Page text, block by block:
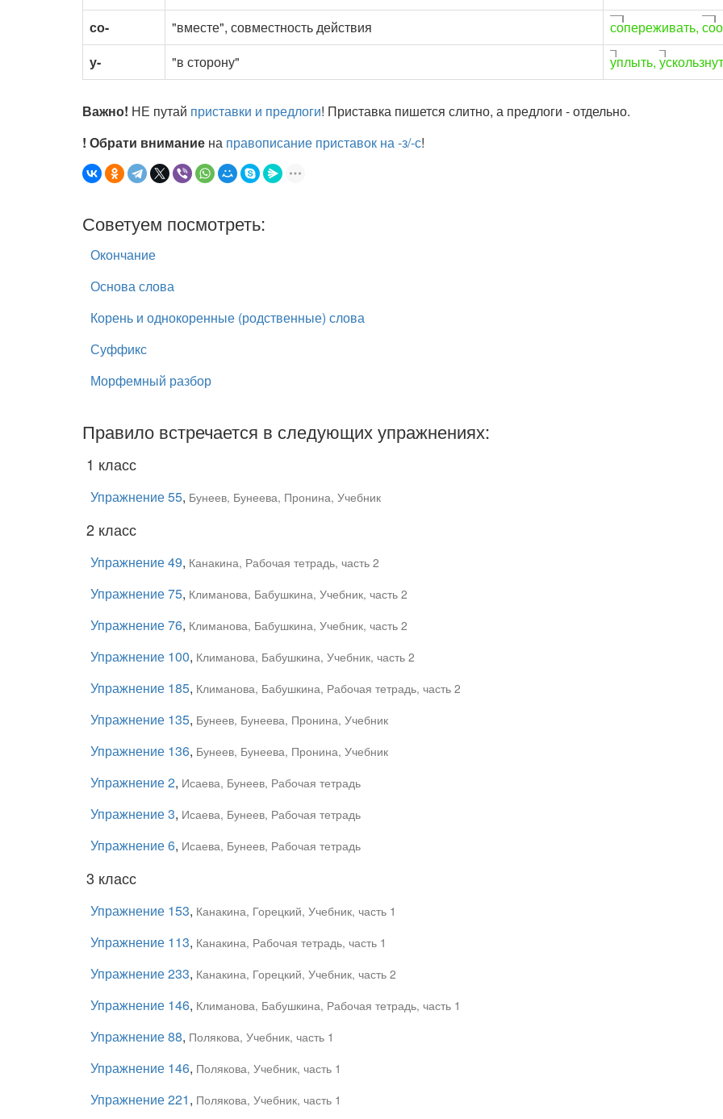
со-
"вместе", совместность действия сопереживать, со
у-
"в сторону" уплыть, у
Важно! НЕ путай приставки и предлоги! Приставка пишется слитно, а предлоги - отдельно.
! Обрати внимание на правописание приставок на -з/-с!
Советуем посмотреть:
Окончание
Основа слова
Корень и однокоренные (родственные) слова
Суффикс
Морфемный разбор
Правило встречается в следующих упражнениях:
1 класс
Упражнение 55, Бунеев, Бунеева, Пронина, Учебник
2 класс
Упражнение 49, Канакина, Рабочая тетрадь, часть 2
Упражнение 75, Климанова, Бабушкина, Учебник, часть 2
Упражнение 76, Климанова, Бабушкина, Учебник, часть 2
Упражнение 100, Климанова, Бабушкина, Учебник, часть 2
Упражнение 185, Климанова, Бабушкина, Рабочая тетрадь, часть 2
Упражнение 135, Бунеев, Бунеева, Пронина, Учебник
Упражнение 136, Бунеев, Бунеева, Пронина, Учебник
Упражнение 2, Исаева, Бунеев, Рабочая тетрадь
Упражнение 3, Исаева, Бунеев, Рабочая тетрадь
Упражнение 6, Исаева, Бунеев, Рабочая тетрадь
3 класс
Упражнение 153, Канакина, Горецкий, Учебник, часть 1
Упражнение 113, Канакина, Рабочая тетрадь, часть 1
Упражнение 233, Канакина, Горецкий, Учебник, часть 2
Упражнение 146, Климанова, Бабушкина, Рабочая тетрадь, часть 1
Упражнение 88, Полякова, Учебник, часть 1
Упражнение 146, Полякова, Учебник, часть 1
Упражнение 221, Полякова, Учебник, часть 1